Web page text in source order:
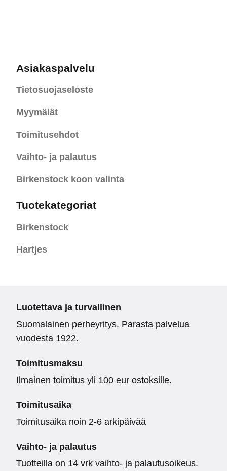
Asiakaspalvelu
Tietosuojaseloste
Myymälät
Toimitusehdot
Vaihto- ja palautus
Birkenstock koon valinta
Tuotekategoriat
Birkenstock
Hartjes
Luotettava ja turvallinen
Suomalainen perheyritys. Parasta palvelua
vuodesta 1922.
Toimitusmaksu
Ilmainen toimitus yli 100 eur ostoksille.
Toimitusaika
Toimitusaika noin 2-6 arkipäivää
Vaihto- ja palautus
Tuotteilla on 14 vrk vaihto- ja palautusoikeus.